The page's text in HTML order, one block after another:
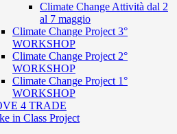
Climate Change Attività dal 2
al 7 maggio
Climate Change Project 3°
WORKSHOP
Climate Change Project 2°
WORKSHOP
Climate Change Project 1°
WORKSHOP
4 TRADE
in Class Project